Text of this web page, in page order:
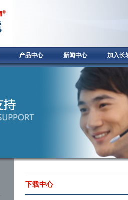
产品中心 新闻中心 加入长
下载中心